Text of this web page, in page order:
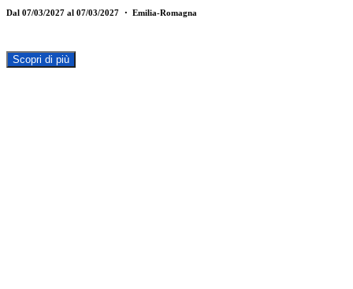
Dal 07/03/2027 al 07/03/2027 ・ Emilia-Romagna
Scopri di più